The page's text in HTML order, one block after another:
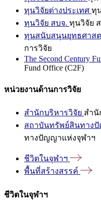
ทุนวิจัยต่างประเทศ ทุ
ทุนวิจัย สบจ. ทุนวิจัย
ทุนสนับสนุนยุทธศาสต
การวิจัย
The Second Century
Fund Office (C2F)
หน่วยงานด้านการวิจัย
สำนักบริหารวิจัย สำนั
สถาบันทรัพย์สินทาง
ทางปัญญาแห่งจุฬาฯ
ชีวิตในจุฬาฯ
พื้นที่สร้างสรรค์
ชีวิตในจุฬาฯ